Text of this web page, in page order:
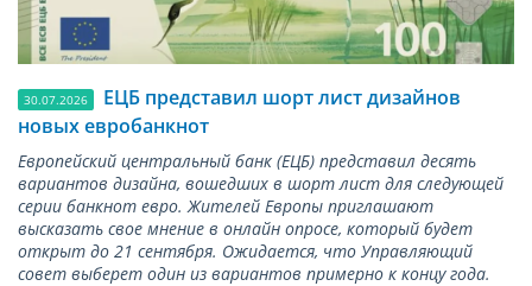
30.07.2026
ЕЦБ представил шорт лист дизайнов
новых евробанкнот
Европейский центральный банк (ЕЦБ) представил десять
вариантов дизайна, вошедших в шорт лист для следующей
серии банкнот евро. Жителей Европы приглашают
высказать свое мнение в онлайн опросе, который будет
открыт до 21 сентября. Ожидается, что Управляющий
совет выберет один из вариантов примерно к концу года.